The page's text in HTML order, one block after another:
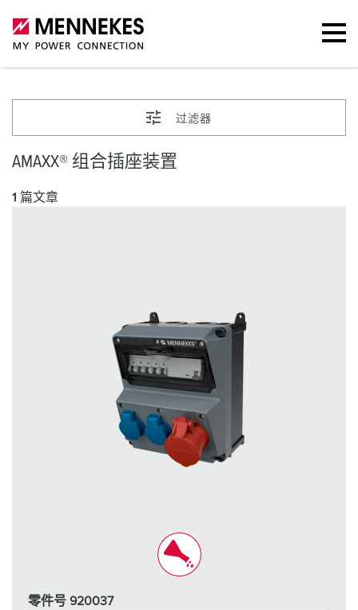
过滤器
AMAXX® 组合插座装置
1 篇文章
零件号 920037